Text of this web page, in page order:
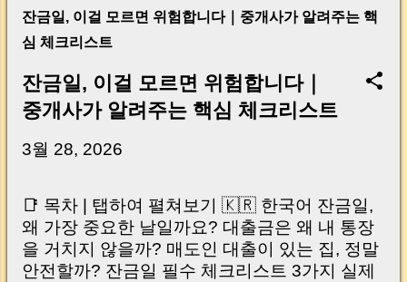
잔금일, 이걸 모르면 위험합니다｜중개사가 알려주는 핵
심 체크리스트
잔금일, 이걸 모르면 위험합니다｜
중개사가 알려주는 핵심 체크리스트
3월 28, 2026
📑 목차 | 탭하여 펼쳐보기 🇰🇷 한국어 잔금일,
왜 가장 중요한 날일까요? 대출금은 왜 내 통장
을 거치지 않을까? 매도인 대출이 있는 집, 정말
안전할까? 잔금일 필수 체크리스트 3가지 실제